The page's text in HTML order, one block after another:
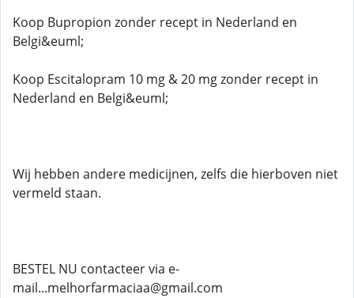
Koop Bupropion zonder recept in Nederland en
Belgi&euml;
Koop Escitalopram 10 mg & 20 mg zonder recept in
Nederland en Belgi&euml;
Wij hebben andere medicijnen, zelfs die hierboven niet
vermeld staan.
BESTEL NU contacteer via e-
mail...melhorfarmaciaa@gmail.com